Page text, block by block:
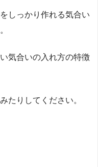
しっかり作れる気合い
気合いの入れ方の特徴
たりしてください。